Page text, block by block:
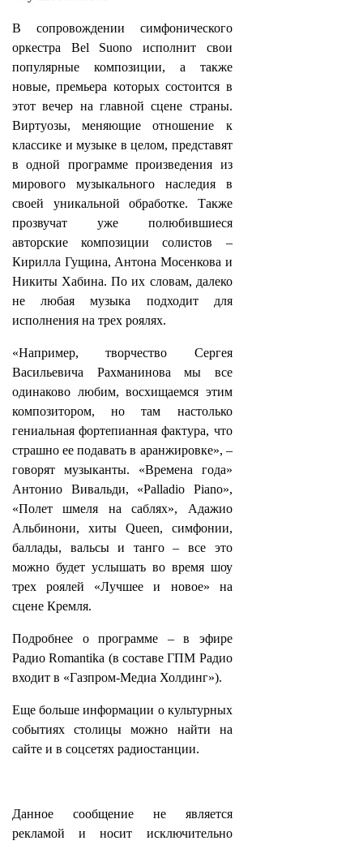
В сопровождении симфонического
оркестра Bel Suono исполнит свои
популярные композиции, а также
новые, премьера которых состоится в
этот вечер на главной сцене страны.
Виртуозы, меняющие отношение к
классике и музыке в целом, представят
в одной программе произведения из
мирового музыкального наследия в
своей уникальной обработке. Также
прозвучат уже полюбившиеся
авторские композиции солистов –
Кирилла Гущина, Антона Мосенкова и
Никиты Хабина. По их словам, далеко
не любая музыка подходит для
исполнения на трех роялях.
«Например, творчество Сергея
Васильевича Рахманинова мы все
одинаково любим, восхищаемся этим
композитором, но там настолько
гениальная фортепианная фактура, что
страшно ее подавать в аранжировке», –
говорят музыканты. «Времена года»
Антонио Вивальди, «Palladio Piano»,
«Полет шмеля на саблях», Адажио
Альбинони, хиты Queen, симфонии,
баллады, вальсы и танго – все это
можно будет услышать во время шоу
трех роялей «Лучшее и новое» на
сцене Кремля.
Подробнее о программе – в эфире
Радио Romantika (в составе ГПМ Радио
входит в «Газпром-Медиа Холдинг»).
Еще больше информации о культурных
событиях столицы можно найти на
сайте и в соцсетях радиостанции.
Данное сообщение не является
рекламой и носит исключительно